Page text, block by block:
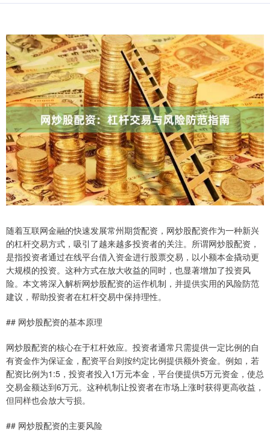
随着互联网金融的快速发展常州期货配资，网炒股配资作为一种新兴
的杠杆交易方式，吸引了越来越多投资者的关注。所谓网炒股配资，
是指投资者通过在线平台借入资金进行股票交易，以小额本金撬动更
大规模的投资。这种方式在放大收益的同时，也显著增加了投资风
险。本文将深入解析网炒股配资的运作机制，并提供实用的风险防范
建议，帮助投资者在杠杆交易中保持理性。
## 网炒股配资的基本原理
网炒股配资的核心在于杠杆效应。投资者通常只需提供一定比例的自
有资金作为保证金，配资平台则按约定比例提供额外资金。例如，若
配资比例为1:5，投资者投入1万元本金，平台便提供5万元资金，使总
交易金额达到6万元。这种机制让投资者在市场上涨时获得更高收益，
但同样也会放大亏损。
## 网炒股配资的主要风险